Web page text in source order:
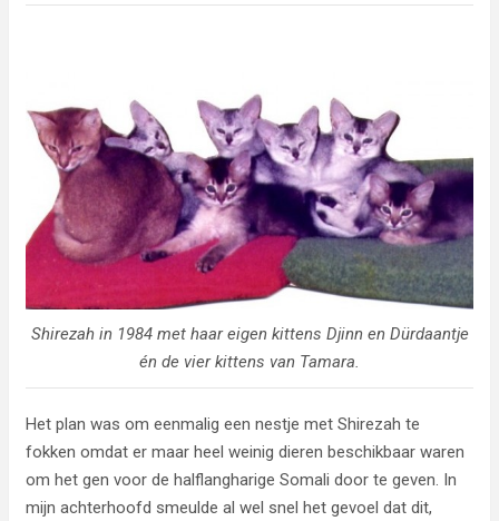
Shirezah in 1984 met haar eigen kittens Djinn en Dürdaantje
én de vier kittens van Tamara.
Het plan was om eenmalig een nestje met Shirezah te
fokken omdat er maar heel weinig dieren beschikbaar waren
om het gen voor de halflangharige Somali door te geven. In
mijn achterhoofd smeulde al wel snel het gevoel dat dit,